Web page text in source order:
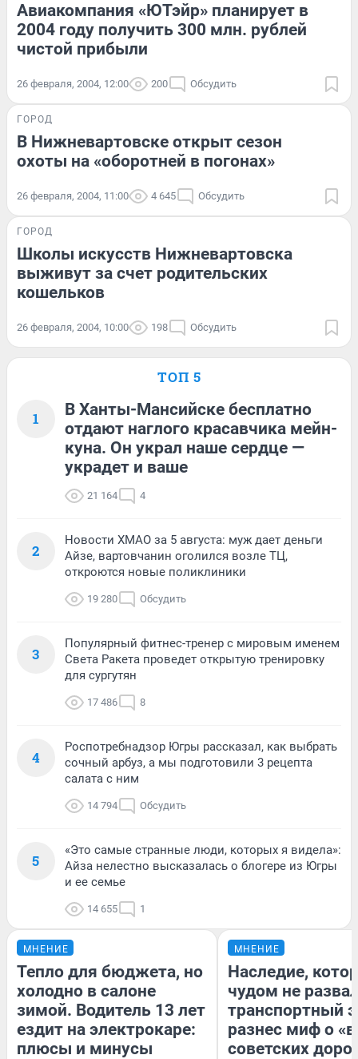
Авиакомпания «ЮТэйр» планирует в
2004 году получить 300 млн. рублей
чистой прибыли
26 февраля, 2004, 12:00 200 Обсудить
ГОРОД
В Нижневартовске открыт сезон
охоты на «оборотней в погонах»
26 февраля, 2004, 11:00 4 645 Обсудить
ГОРОД
Школы искусств Нижневартовска
выживут за счет родительских
кошельков
26 февраля, 2004, 10:00 198 Обсудить
ТОП 5
1
В Ханты-Мансийске бесплатно
отдают наглого красавчика мейн-
куна. Он украл наше сердце —
украдет и ваше
21 164 4
2
Новости ХМАО за 5 августа: муж дает деньги
Айзе, вартовчанин оголился возле ТЦ,
откроются новые поликлиники
19 280 Обсудить
3
Популярный фитнес-тренер с мировым именем
Света Ракета проведет открытую тренировку
для сургутян
17 486 8
4
Роспотребнадзор Югры рассказал, как выбрать
сочный арбуз, а мы подготовили 3 рецепта
салата с ним
14 794 Обсудить
5
«Это самые странные люди, которых я видела»:
Айза нелестно высказалась о блогере из Югры
и ее семье
14 655 1
МНЕНИЕ
Тепло для бюджета, но
холодно в салоне
зимой. Водитель 13 лет
ездит на электрокаре:
плюсы и минусы
МНЕНИЕ
Наследие,
чудом не
транспортный
разнес миф о
советских